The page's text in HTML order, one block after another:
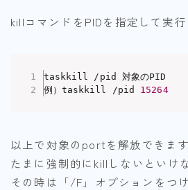
killコマンドをPIDを指定して実行
taskkill /pid 対象のPID
例）taskkill /pid 15264
以上で対象のportを解放できます
たまに強制的にkillしないといけ
その時は「/F」オプションをつ